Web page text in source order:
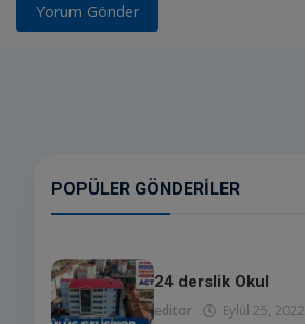
Yorum Gönder
POPÜLER GÖNDERILER
24 derslik Okul
editor Eylül 25, 2022